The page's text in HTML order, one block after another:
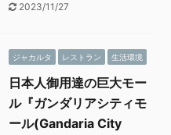
2023/11/27
ジャカルタ レストラン 生活環境
日本人御用達の巨大モー
ル『ガンダリアシティモ
ール(Gandaria City